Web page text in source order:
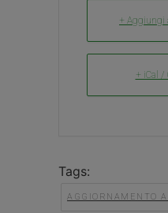
+ Aggiungi
+ iCal /
Tags:
AGGIORNAMENTO